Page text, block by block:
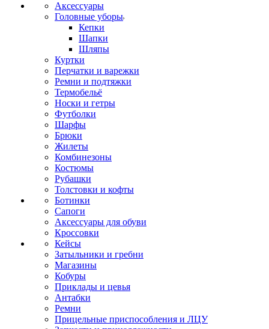
Аксессуары
Головные уборы
Кепки
Шапки
Шляпы
Куртки
Перчатки и варежки
Ремни и подтяжки
Термобельё
Носки и гетры
Футболки
Шарфы
Брюки
Жилеты
Комбинезоны
Костюмы
Рубашки
Толстовки и кофты
Ботинки
Сапоги
Аксессуары для обуви
Кроссовки
Кейсы
Затыльники и гребни
Магазины
Кобуры
Приклады и цевья
Антабки
Ремни
Прицельные приспособления и ЛЦУ